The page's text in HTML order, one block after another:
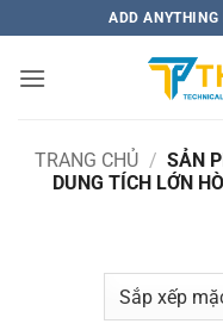
qua
nội
ADD
TRANG CHỦ / SẢN
DUNG TÍCH LỚN